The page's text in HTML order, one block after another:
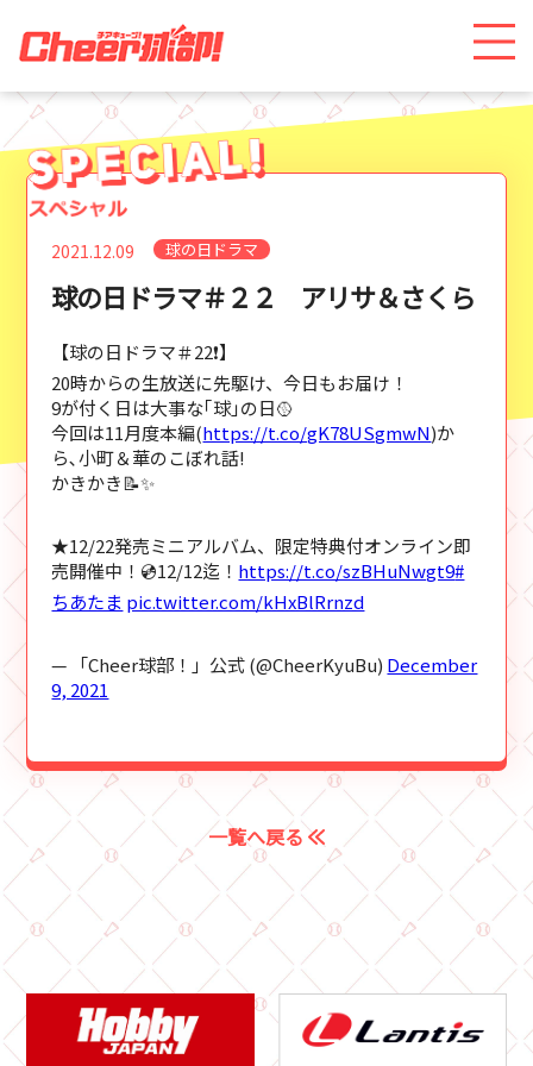
2021.12.09 球の日ドラマ
球の日ドラマ＃２２ アリサ＆さくら
【球の日ドラマ＃22❗】
20時からの生放送に先駆け、今日もお届け！
9が付く日は大事な｢球｣の日🥎
今回は11月度本編(https://t.co/gK78USgmwN)か
ら､小町＆華のこぼれ話!
かきかき📝✨
★12/22発売ミニアルバム、限定特典付オンライン即
売開催中！💿12/12迄！ https://t.co/szBHuNwgt9#
ちあたま pic.twitter.com/kHxBlRrnzd
— 「Cheer球部！」公式 (@CheerKyuBu) December
9, 2021
一覧へ戻る